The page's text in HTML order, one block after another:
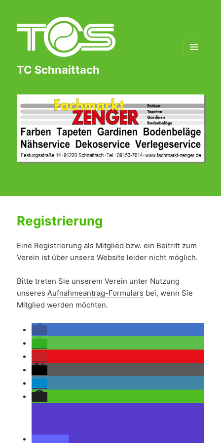
TC Schnaittach
Registrierung
Eine Registrierung als Mitglied bzw. ein Beitritt zum
Verein ist über unsere Website leider nicht möglich.
Bitte treten Sie unserem Verein unter Nutzung
unseres Aufnahmeantrag-Formulars bei, wenn Sie
Mitglied werden möchten.